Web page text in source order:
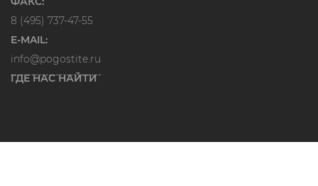
8 (495) 737-47-55
E-MAIL:
info@pogostite.ru
ГДЕ НАС НАЙТИ